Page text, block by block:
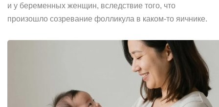
и у беременных женщин, вследствие того, что
произошло созревание фолликула в каком-то яичнике.